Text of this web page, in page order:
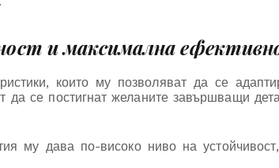
и максимална
които му позволяват да се
се постигнат желаните завършващи
му дава по-високо ниво на